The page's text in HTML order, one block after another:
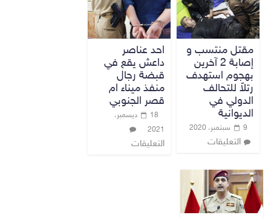
مقتل منتسب و
إصابة 2 آخرين
بهجوم استهدف
رتلاً للتحالف
الدولي في
الديوانية
9 سبتمبر، 2020
التعليقات
احد عناصر
داعش يقع في
قبضة رجال
منفذ ميناء ام
قصر الجنوبي
18 ديسمبر،
2021
التعليقات